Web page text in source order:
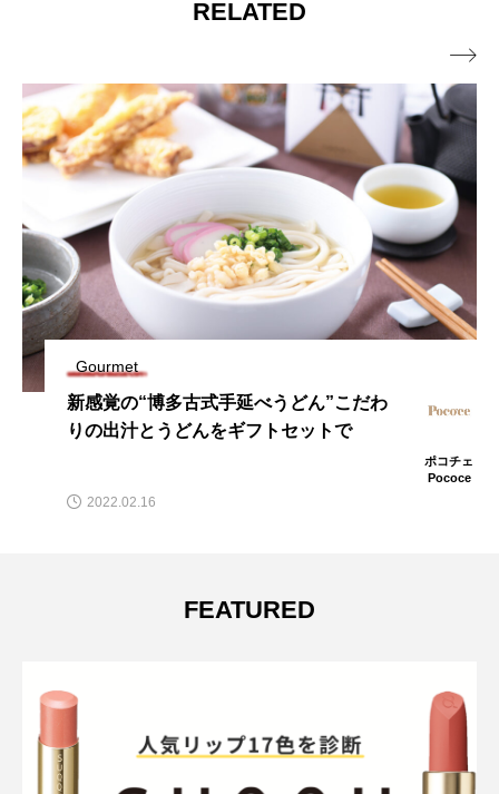
RELATED
Gourmet
新感覚の“博多古式手延べうどん”こだわ
りの出汁とうどんをギフトセットで
ポコチェ
Pococe
2022.02.16

FEATURED